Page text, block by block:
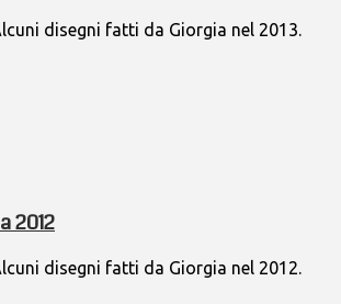
disegni fatti da Giorgia nel 2013.
2012
disegni fatti da Giorgia nel 2012.